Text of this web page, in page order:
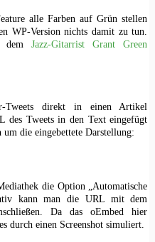
alle Farben auf Grün stellen
WP-Version nichts damit zu tun.
demJazz-Gitarrist Grant Green
Tweets direkt in einen Artikel
des Tweets in den Text eingefügt
die eingebettete Darstellung:
die Option „Automatische
kann man die URL mit dem
Da das oEmbed hier
durch einen Screenshot simuliert.